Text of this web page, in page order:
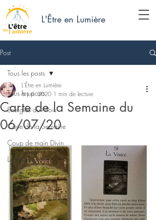
L'Être en Lumière
Post
Tous les posts
Energies du Mois
Carte de la Semaine
Coup de main Divin
Lettre en Lumière
Tous les posts
Carte de la Semaine du
06/07/20
L'Être en Lumière
6 juil. 2020 1 min de lecture